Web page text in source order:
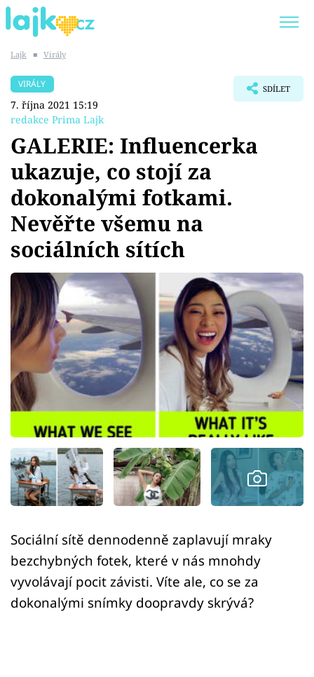
SHOPAHOLICADEL
Témata
Showbyznys
Youtubeři
Virály
Sex a vztahy
Videa
Sledujte prima+
Přihlášení
Sledujte nás
Lajk ■ Virály
VIRÁLY
7. října 2021 15:19
redakce Prima Lajk
SDÍLET
GALERIE: Influencerka
ukazuje, co stojí za
dokonalými fotkami.
Nevěřte všemu na
sociálních sítích
Sociální sítě dennodenně zaplavují mraky
bezchybných fotek, které v nás mnohdy
vyvolávají pocit závisti. Víte ale, co se za
dokonalými snímky doopravdy skrývá?